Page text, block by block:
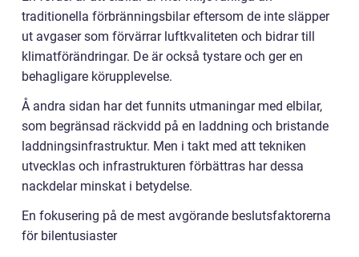
traditionella förbränningsbilar eftersom de inte släpper
ut avgaser som förvärrar luftkvaliteten och bidrar till
klimatförändringar. De är också tystare och ger en
behagligare körupplevelse.
Å andra sidan har det funnits utmaningar med elbilar,
som begränsad räckvidd på en laddning och bristande
laddningsinfrastruktur. Men i takt med att tekniken
utvecklas och infrastrukturen förbättras har dessa
nackdelar minskat i betydelse.
En fokusering på de mest avgörande beslutsfaktorerna
för bilentusiaster